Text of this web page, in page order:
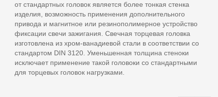
от стандартных головок является более тонкая стенка
изделия, возможность применения дополнительного
привода и магнитное или резинополимерное устройство
фиксации свечи зажигания. Свечная торцевая головка
изготовлена из хром-ванадиевой стали в соответствии со
стандартом DIN 3120. Уменьшенная толщина стеноки
исключает применение такой головоки со стандартными
для торцевых головок нагрузками.